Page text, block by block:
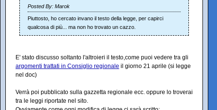
Posted By: Marok
Piuttosto, ho cercato invano il testo della legge, per capirci
qualcosa di più... ma non ho trovato un cazzo.
E' stato discusso soltanto l'altroieri il testo,come puoi vedere tra gli
argomenti trattati in Consiglio regionale il giorno 21 aprile (si legge
nel doc)
Verrà poi pubblicato sulla gazzetta regionale ecc. oppure lo troverai
tra le leggi riportate nel sito.